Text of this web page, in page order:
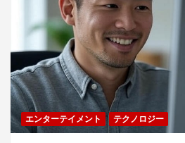
エンターテイメント テクノロジー